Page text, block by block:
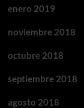
enero 2019
noviembre 2018
octubre 2018
septiembre 2018
agosto 2018